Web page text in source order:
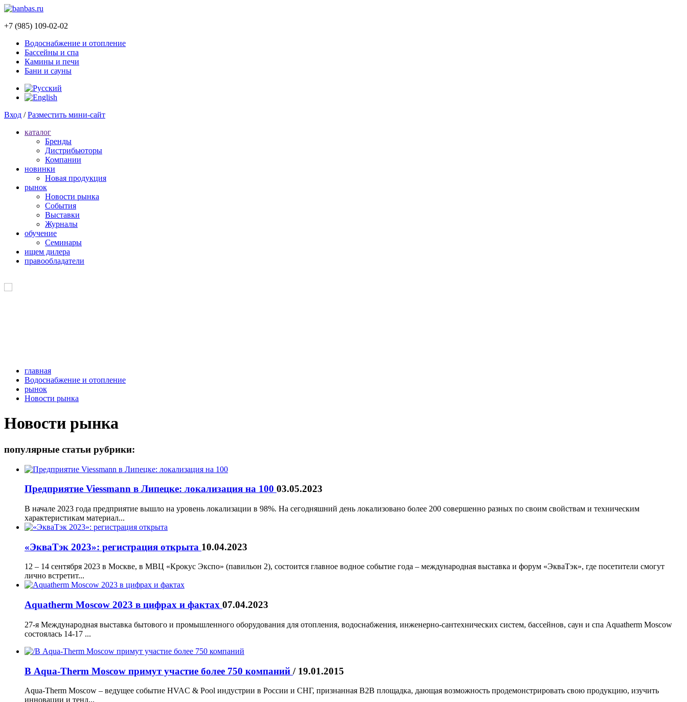
+7 (985) 109-02-02
Водоснабжение и отопление
Бассейны и спа
Камины и печи
Бани и сауны
Вход /Разместить мини-сайт
каталог
Бренды
Дистрибьюторы
Компании
новинки
Новая продукция
рынок
Новости рынка
Cобытия
Выставки
Журналы
обучение
Семинары
ищем дилера
правообладатели
главная
Водоснабжение и отопление
рынок
Новости рынка
Новости рынка
популярные статьи рубрики:
Предприятие Viessmann в Липецке: локализация на 100 03.05.2023
В начале 2023 года предприятие вышло на уровень локализации в 98%. На сегодняшний день локализовано более 200 совершенно разных по своим свойствам и техническим
характеристикам материал...
«ЭкваТэк 2023»: регистрация открыта 10.04.2023
12 – 14 сентября 2023 в Москве, в МВЦ «Крокус Экспо» (павильон 2), состоится главное водное событие года – международная выставка и форум «ЭкваТэк», где посетители смогут
лично встретит...
Aquatherm Moscow 2023 в цифрах и фактах 07.04.2023
27-я Международная выставка бытового и промышленного оборудования для отопления, водоснабжения, инженерно-сантехнических систем, бассейнов, саун и спа Aquatherm Moscow
состоялась 14-17 ...
В Aqua-Therm Moscow примут участие более 750 компаний / 19.01.2015
Aqua-Therm Moscow – ведущее событие HVAC & Pool индустрии в России и СНГ, признанная B2B площадка, дающая возможность продемонстрировать свою продукцию, изучить
инновации и тенд...